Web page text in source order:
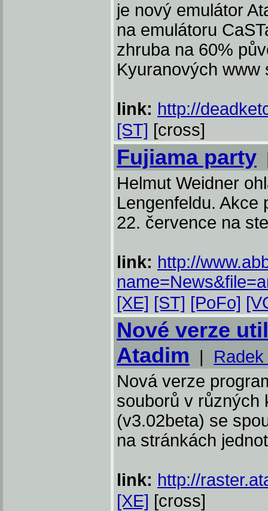
je nový emulátor
na emulátoru
zhruba na 60%
Kyuranových www
link: http://
[ST] [cross]
Fujiama party
Helmut Weidner
Lengenfeldu. Akce
22. července na
link: http://
[XE] [ST] [PoFo]
Nové verze
Atadim |
Nová verze
souborů v různých
(v3.02beta) se
na stránkách
link: http://
[XE] [cross]